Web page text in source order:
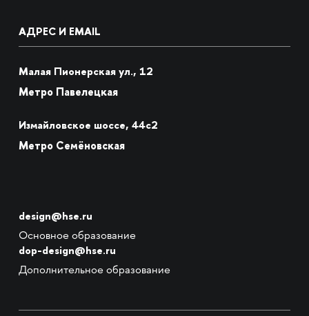
АДРЕС И EMAIL
Малая Пионерская ул., 12
Метро Павелецкая
Измайловское шоссе, 44с2
Метро Семёновская
design@hse.ru
Основное образование
dop-design@hse.ru
Дополнительное образование